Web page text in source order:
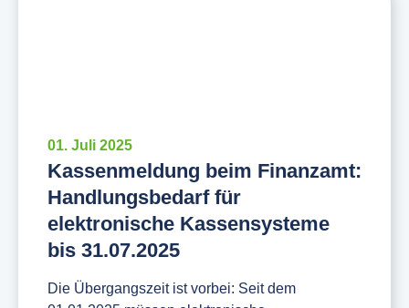
01. Juli 2025
Kassenmeldung beim Finanzamt:
Handlungsbedarf für
elektronische Kassensysteme
bis 31.07.2025
Die Übergangszeit ist vorbei: Seit dem